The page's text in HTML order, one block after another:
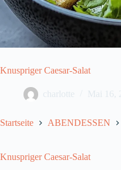
Knuspriger Caesar-Salat
charlotte Mai 16,
Startseite ABENDESSEN
Knuspriger Caesar-Salat